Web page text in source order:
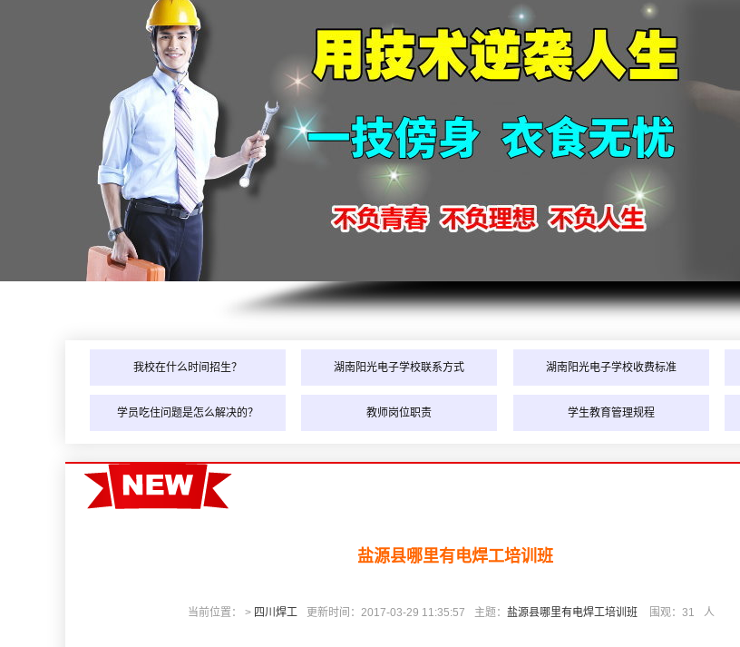
我校在什么时间招生？ 湖南阳光电子学校联系方式 湖南阳光电子学校收费标准
学员吃住问题是怎么解决的？ 教师岗位职责 学生教育管理规程
盐源县哪里有电焊工培训班
当前位置： > 四川焊工 更新时间：2017-03-29 11:35:57 主题： 盐源县哪里有电焊工培训班 围观： 31 人